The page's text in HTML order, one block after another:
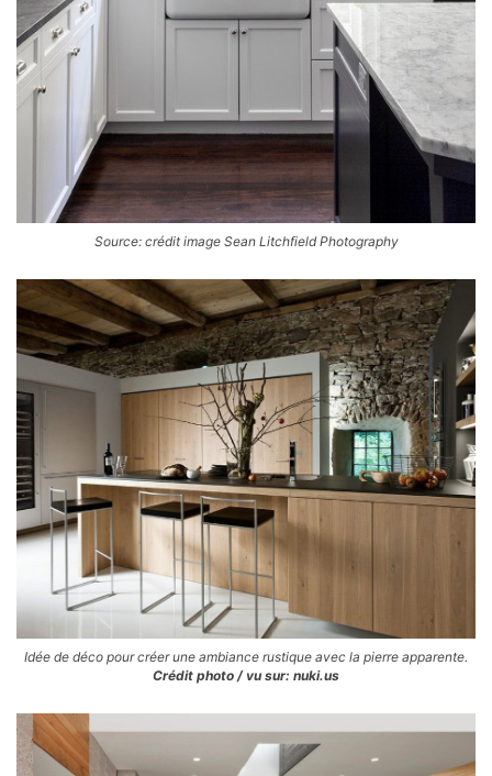
Source: crédit image Sean Litchfield Photography
Idée de déco pour créer une ambiance rustique avec la pierre apparente.
Crédit photo / vu sur: nuki.us